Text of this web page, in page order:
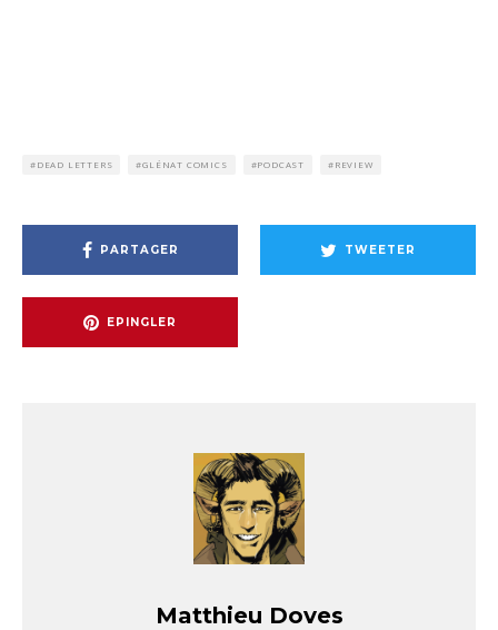
DEAD LETTERS GLÉNAT COMICS PODCAST REVIEW
PARTAGER TWEETER
EPINGLER
Matthieu Doves